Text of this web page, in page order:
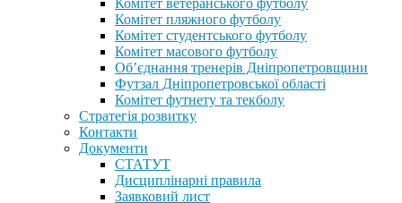
Комітет ветеранського футболу
Комітет пляжного футболу
Комітет студентського футболу
Комітет масового футболу
Обʼєднання тренерів Дніпропетровщини
Футзал Дніпропетровської області
Комітет футнету та текболу
Стратегія розвитку
Контакти
Документи
СТАТУТ
Дисциплінарні правила
Заявковий лист